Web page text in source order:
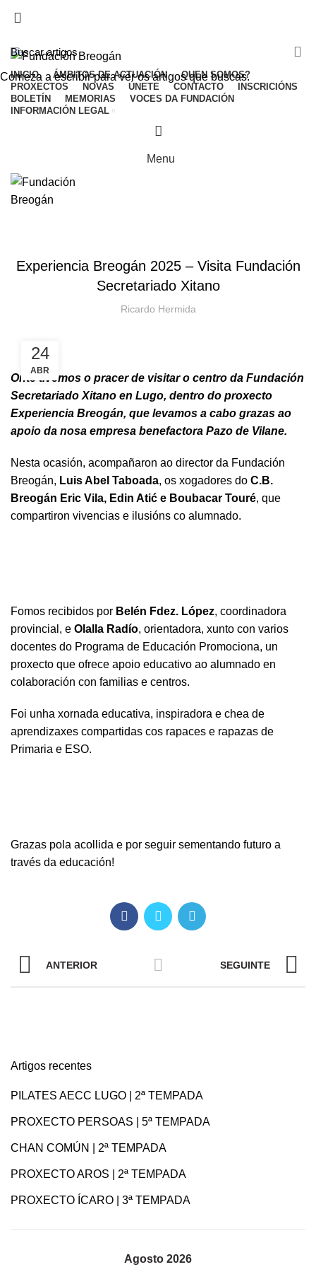
INICIO ÁMBITOS DE ACTUACIÓN
QUEN SOMOS?
PROXECTOS
NOVAS ÚNETE CONTACTO
INSCRICIÓNS
BOLETÍN
MEMORIAS
VOCES DA FUNDACIÓN
INFORMACIÓN LEGAL
Menu
Experiencia Breogán 2025 – Visita Fundación
Secretariado Xitano
Ricardo Hermida
24
ABR
Onte tivemos o pracer de visitar o centro da Fundación
Secretariado Xitano en Lugo, dentro do proxecto
Experiencia Breogán, que levamos a cabo grazas ao
apoio da nosa empresa benefactora Pazo de Vilane.
Nesta ocasión, acompañaron ao director da Fundación
Breogán, Luis Abel Taboada, os xogadores do C.B.
Breogán Eric Vila, Edin Atić e Boubacar Touré, que
compartiron vivencias e ilusións co alumnado.
Fomos recibidos por Belén Fdez. López, coordinadora
provincial, e Olalla Radío, orientadora, xunto con varios
docentes do Programa de Educación Promociona, un
proxecto que ofrece apoio educativo ao alumnado en
colaboración con familias e centros.
Foi unha xornada educativa, inspiradora e chea de
aprendizaxes compartidas cos rapaces e rapazas de
Primaria e ESO.
Grazas pola acollida e por seguir sementando futuro a
través da educación!
ANTERIOR SEGUINTE
Artigos recentes
PILATES AECC LUGO | 2ª TEMPADA
PROXECTO PERSOAS | 5ª TEMPADA
CHAN COMÚN | 2ª TEMPADA
PROXECTO AROS | 2ª TEMPADA
PROXECTO ÍCARO | 3ª TEMPADA
Agosto 2026
Comeza a escribir para ver os artigos que buscas.